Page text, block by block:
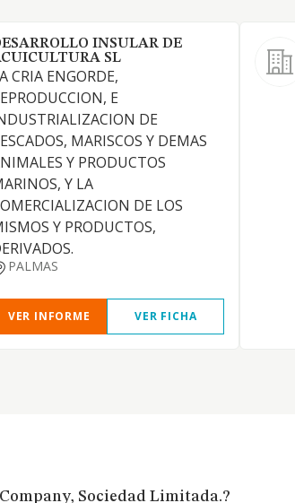
INSULAR DE
SL
CRIA ENGORDE,
E
DE
MARISCOS Y DEMAS
Y PRODUCTOS
Y LA
DE LOS
Y PRODUCTOS,
PALMAS
VER INFORME VER FICHA
Sociedad Limitada.?